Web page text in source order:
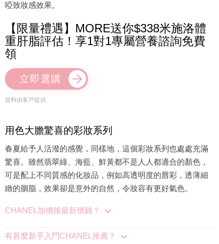
啞致妝感效果。
【限量禮遇】MORE送你$338米施洛體
重肝脂評估！享1對1專屬營養諮詢免費
領
立即選購
資料由客戶提供
驚喜。雖然翡翠綠、海藍、鮮黃都不是人人都適合的顏色，
可是配上不同質感的化妝品，例如高透明度的唇彩，透薄細
緻的胭脂，效果卻是意外的自然，令妝容有更好氣色。